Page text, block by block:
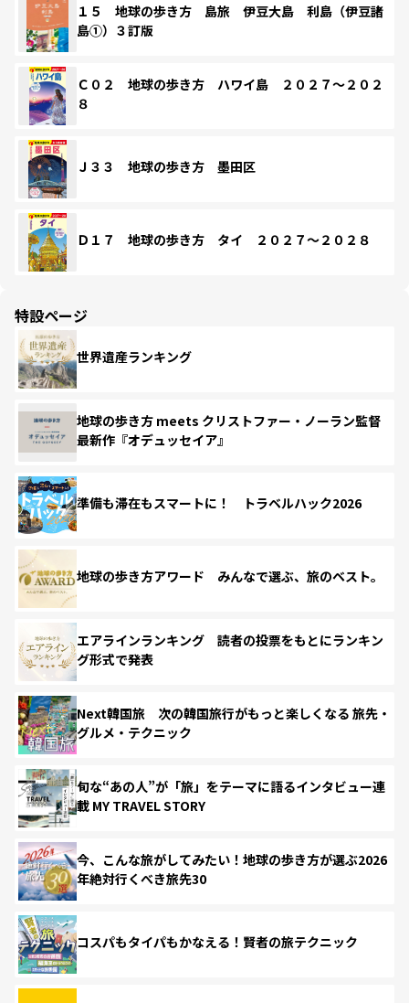
１５ 地球の歩き方 島旅 伊豆大島 利島（伊豆諸
島①）３訂版
Ｃ０２ 地球の歩き方 ハワイ島 ２０２７～２０２
８
Ｊ３３ 地球の歩き方 墨田区
Ｄ１７ 地球の歩き方 タイ ２０２７～２０２８
特設ページ
世界遺産ランキング
地球の歩き方 meets クリストファー・ノーラン監督
最新作『オデュッセイア』
準備も滞在もスマートに！ トラベルハック2026
地球の歩き方アワード みんなで選ぶ、旅のベスト。
エアラインランキング 読者の投票をもとにランキン
グ形式で発表
Next韓国旅 次の韓国旅行がもっと楽しくなる 旅先・
グルメ・テクニック
旬な“あの人”が「旅」をテーマに語るインタビュー連
載 MY TRAVEL STORY
今、こんな旅がしてみたい！地球の歩き方が選ぶ2026
年絶対行くべき旅先30
コスパもタイパもかなえる！賢者の旅テクニック